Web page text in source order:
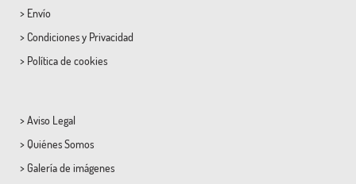
> Envío
> Condicionesy Privacidad
> Política de cookies
> Aviso Legal
> Quiénes Somos
> Galería de imágenes